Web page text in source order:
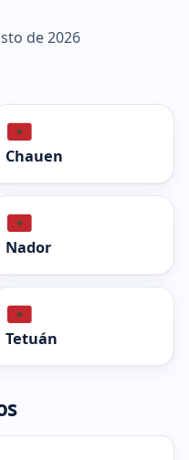
de 2026
Chauen
Nador
Tetuán